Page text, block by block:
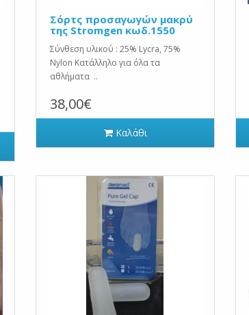
Σόρτς προσαγωγών μακρύ
της Stromgen κωδ.1550
Σύνθεση υλικού : 25% Lycra, 75%
Nylon Κατάλληλο για όλα τα
αθλήματα ..
38,00€
Καλάθι